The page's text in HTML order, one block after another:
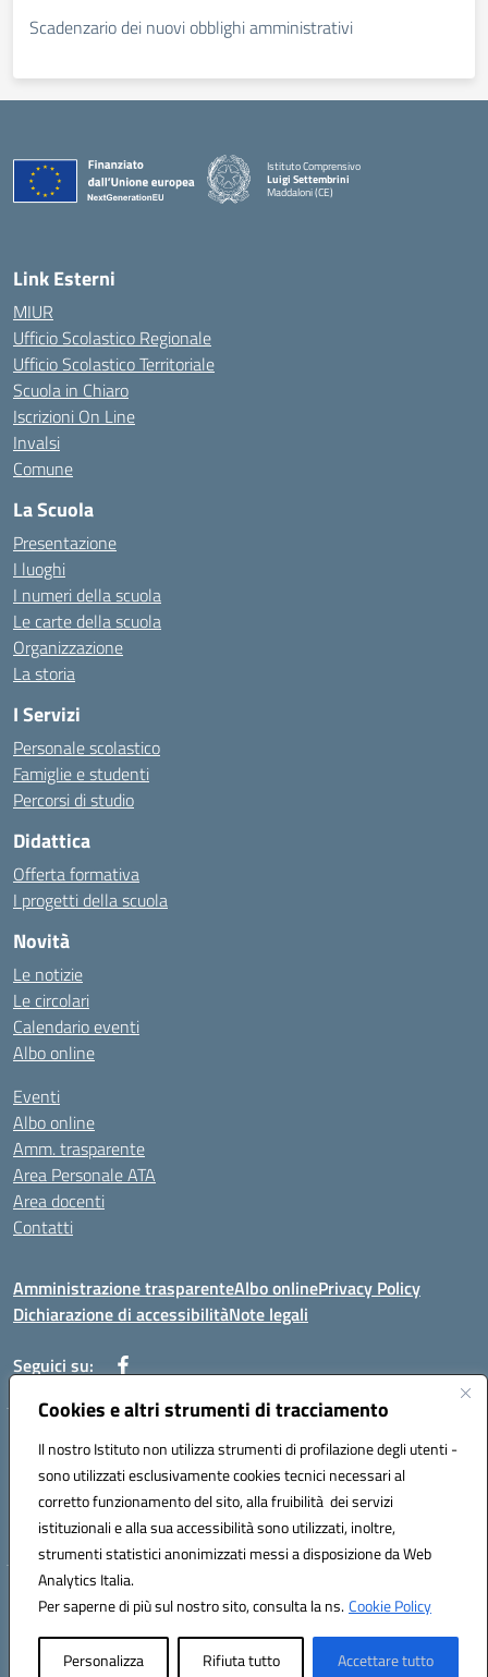
Cookies e altri strumenti di tracciamento
Il nostro Istituto non utilizza strumenti di profilazione degli utenti -
sono utilizzati esclusivamente cookies tecnici necessari al
corretto funzionamento del sito, alla fruibilità dei servizi
istituzionali e alla sua accessibilità sono utilizzati, inoltre,
strumenti statistici anonimizzati messi a disposizione da Web
Analytics Italia.
Per saperne di più sul nostro sito, consulta la ns.Cookie Policy
Personalizza Rifiuta tutto Accettare tutto
Scadenzario dei nuovi obblighi amministrativi
Istituto Comprensivo
Luigi Settembrini
Maddaloni (CE)
Link Esterni
MIUR
Ufficio Scolastico Regionale
Ufficio Scolastico Territoriale
Scuola in Chiaro
Iscrizioni On Line
Invalsi
Comune
La Scuola
Presentazione
I luoghi
I numeri della scuola
Le carte della scuola
Organizzazione
La storia
I Servizi
Personale scolastico
Famiglie e studenti
Percorsi di studio
Didattica
Offerta formativa
I progetti della scuola
Novità
Le notizie
Le circolari
Calendario eventi
Albo online
Eventi
Albo online
Amm. trasparente
Area Personale ATA
Area docenti
Contatti
Amministrazione trasparenteAlbo onlinePrivacy Policy
Dichiarazione di accessibilitàNote legali
Seguici su:
Indirizzo: VIA BRECCIAME, 46 - 81024 MADDALONI (CE)
Mail: CEIC8AU001@istruzione.it - Pec: CEIC8AU001@pec.istruzione.it -
Telefono: 0823408721
Meccanografico: CEIC8AU001
Codice fiscale: 93086080616
Hosting & Powered by 3D Solution S.r.l.
Concept & Design by Designers Italia